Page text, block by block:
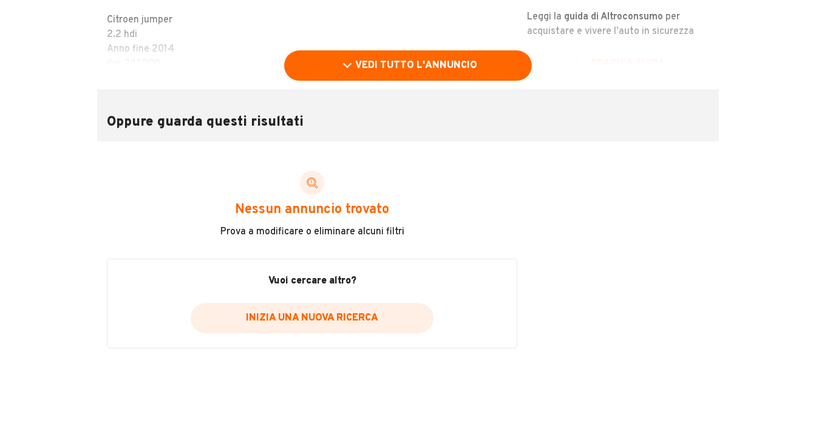
Citroen jumper
2.2 hdi
Anno fine 2014
PREZZO 2000
Immatricolazione
2014
199.000 Diesel
Usato
VEDI TUTTI
Leggi la guida di Altroconsumo per
acquistare e vivere l’auto in sicurezza
VEDI TUTTO L'ANNUNCIO
Oppure guarda questi risultati
Nessun annuncio trovato
Prova a modificare o eliminare alcuni filtri
Vuoi cercare altro?
INIZIA UNA NUOVA RICERCA